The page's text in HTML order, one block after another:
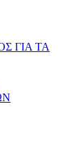
ΓΙΑ ΤΑ